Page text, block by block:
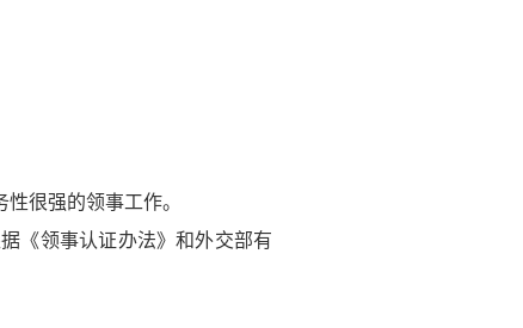
很强的领事工作。
《领事认证办法》和外交部有